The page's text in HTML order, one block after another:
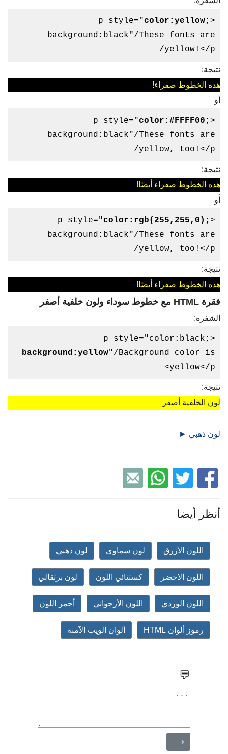
color:yellow;
background:black"/These fonts are
yellow!</p/
نتيجة:
هذه الخطوط صفراء!
color:#FFFF00;
background:black"/These fonts are
yellow, too!</p/
نتيجة:
هذه الخطوط صفراء أيضًا!
color:rgb(255,255,0);
background:black"/These fonts are
yellow, too!</p/
نتيجة:
هذه الخطوط صفراء أيضًا!
فقرة HTML مع خطوط سوداء ولون خلفية أصفر
الشفرة:
background:yellow"/Background color is
yellow</p>
نتيجة:
لون الخلفية أصفر
لون ذهبي ►
أنظر أيضا
اللون الأزرق لون سماوي لون ذهبي
اللون الاخضر كستنائي اللون لون برتقالي
اللون الوردي اللون الأرجواني أحمر اللون
رموز ألوان HTML ألوان الويب الآمنة
💬
⟶